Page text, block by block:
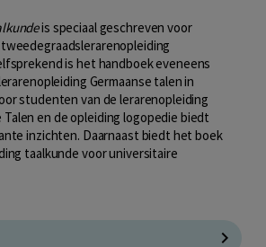
is speciaal geschreven voor
is het handboek eveneens
Germaanse talen in
studenten van de lerarenopleiding
Talen en de opleiding logopedie biedt
inzichten. Daarnaast biedt het boek
taalkunde voor universitaire